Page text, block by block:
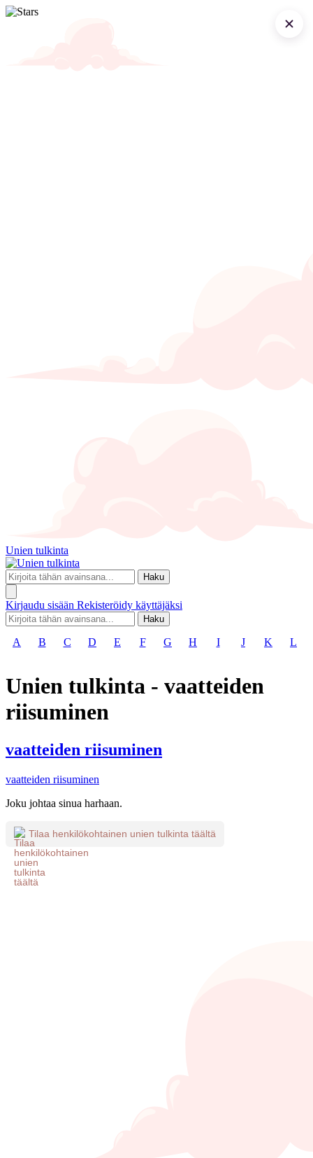
Unien tulkinta
Haku
Kirjaudu sisään Rekisteröidy käyttäjäksi
Haku
A B C D E F G H I J K L
Unien tulkinta - vaatteiden
riisuminen
vaatteiden riisuminen
vaatteiden riisuminen
Joku johtaa sinua harhaan.
Tilaa henkilökohtainen unien tulkinta täältä